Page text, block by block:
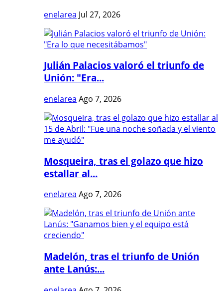
enelarea Jul 27, 2026
Julián Palacios valoró el triunfo de
Unión: "Era...
enelarea Ago 7, 2026
Mosqueira, tras el golazo que hizo
estallar al...
enelarea Ago 7, 2026
Madelón, tras el triunfo de Unión
ante Lanús:...